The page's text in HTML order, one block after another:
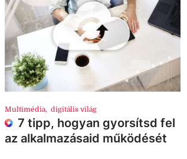
Multimédia, digitális világ
7 tipp, hogyan gyorsítsd fel
az alkalmazásaid működését